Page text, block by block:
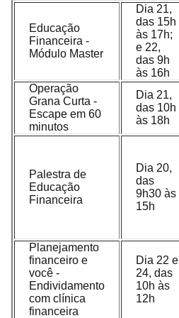
Educação
Financeira -
Módulo Master
Dia 21,
das 15h
às 17h;
e 22,
das 9h
às 16h
Operação
Grana Curta -
Escape em 60
minutos
Dia 21,
das 10h
às 18h
Palestra de
Educação
Financeira
Dia 20,
das
9h30 às
15h
Planejamento
financeiro e
você -
Endividamento
com clínica
financeira
Dia 22 e
24, das
10h às
12h